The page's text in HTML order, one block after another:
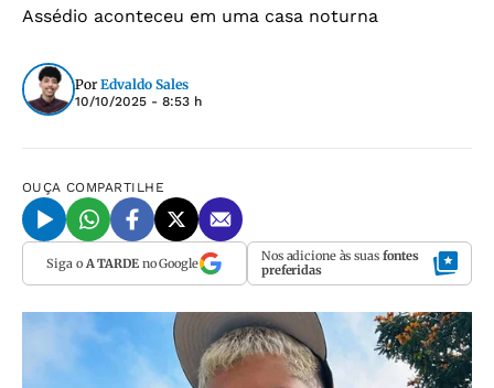
Assédio aconteceu em uma casa noturna
Por Edvaldo Sales
10/10/2025 - 8:53 h
OUÇA COMPARTILHE
Siga o A TARDEno Google Nos adicione às suas fontes
preferidas